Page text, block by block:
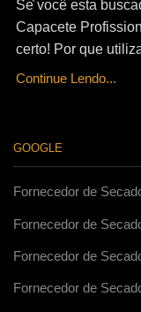
Se você esta
Capacete
certo! Por que
Continue Lendo...
GOOGLE
Fornecedor de
Fornecedor de
Fornecedor de
Fornecedor de